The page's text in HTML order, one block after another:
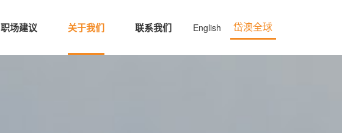
职场建议 关于我们 联系我们 English 岱澳全球